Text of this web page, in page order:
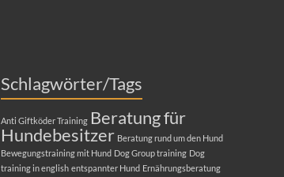
Schlagwörter/Tags
Anti Giftköder Training Beratung für
Hundebesitzer Beratung rund um den Hund
Bewegungstraining mit Hund Dog Group training Dog
training in english entspannter Hund Ernährungsberatung